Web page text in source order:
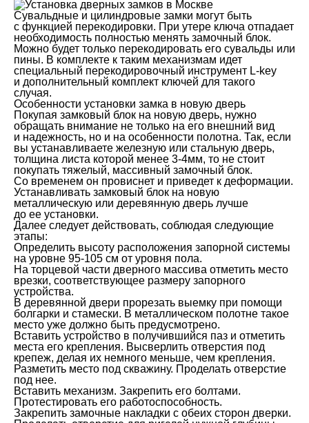
Сувальдные и цилиндровые замки могут быть
с функцией перекодировки. При утере ключа отпадает
необходимость полностью менять замочный блок.
Можно будет только перекодировать его сувальды или
пины. В комплекте к таким механизмам идет
специальный перекодировочный инструмент L-key
и дополнительный комплект ключей для такого
случая.
Особенности установки замка в новую дверь
Покупая замковый блок на новую дверь, нужно
обращать внимание не только на его внешний вид
и надежность, но и на особенности полотна. Так, если
вы устанавливаете железную или стальную дверь,
толщина листа которой менее 3-4мм, то не стоит
покупать тяжелый, массивный замочный блок.
Со временем он провиснет и приведет к деформации.
Устанавливать замковый блок на новую
металлическую или деревянную дверь лучше
до ее установки.
Далее следует действовать, соблюдая следующие
этапы:
Определить высоту расположения запорной системы
на уровне 95-105 см от уровня пола.
На торцевой части дверного массива отметить место
врезки, соответствующее размеру запорного
устройства.
В деревянной двери прорезать выемку при помощи
болгарки и стамески. В металлическом полотне такое
место уже должно быть предусмотрено.
Вставить устройство в получившийся паз и отметить
места его крепления. Высверлить отверстия под
крепеж, делая их немного меньше, чем крепления.
Разметить место под скважину. Проделать отверстие
под нее.
Вставить механизм. Закрепить его болтами.
Протестировать его работоспособность.
Закрепить замочные накладки с обеих сторон дверки.